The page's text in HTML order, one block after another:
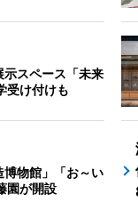
示スペース「未来
受け付けも
物館」「お～い
園が開設